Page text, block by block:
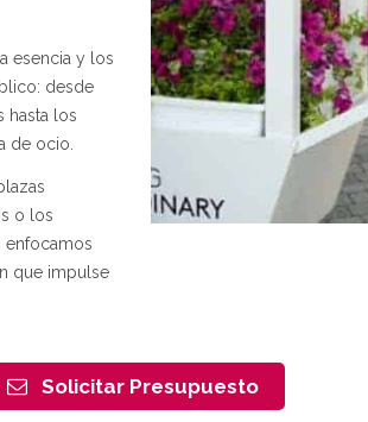
esencia y los
desde
hasta los
de ocio.
o los
enfocamos
que impulse
Solicitar Presupuesto